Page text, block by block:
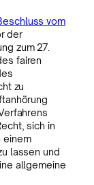
vom
der
zum 27.
fairen
zu
sich in
einem
lassen und
allgemeine